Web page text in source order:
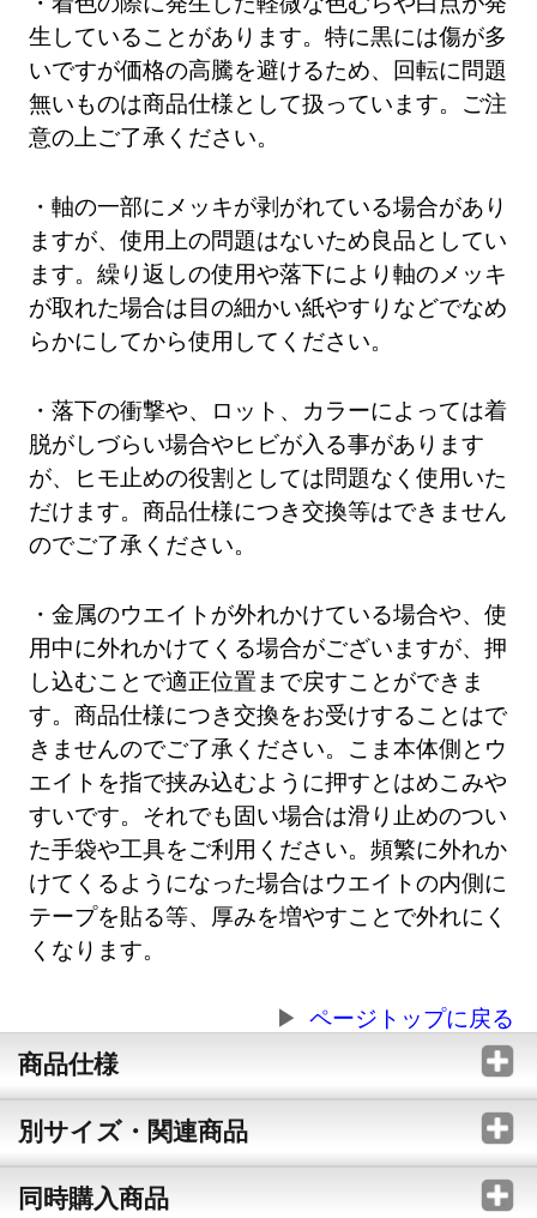
生していることがあります。特に黒には傷が多
いですが価格の高騰を避けるため、回転に問題
無いものは商品仕様として扱っています。ご注
意の上ご了承ください。
・軸の一部にメッキが剥がれている場合があり
ますが、使用上の問題はないため良品としてい
ます。繰り返しの使用や落下により軸のメッキ
が取れた場合は目の細かい紙やすりなどでなめ
らかにしてから使用してください。
・落下の衝撃や、ロット、カラーによっては着
脱がしづらい場合やヒビが入る事があります
が、ヒモ止めの役割としては問題なく使用いた
だけます。商品仕様につき交換等はできません
のでご了承ください。
・金属のウエイトが外れかけている場合や、使
用中に外れかけてくる場合がございますが、押
し込むことで適正位置まで戻すことができま
す。商品仕様につき交換をお受けすることはで
きませんのでご了承ください。こま本体側とウ
エイトを指で挟み込むように押すとはめこみや
すいです。それでも固い場合は滑り止めのつい
た手袋や工具をご利用ください。頻繁に外れか
けてくるようになった場合はウエイトの内側に
テープを貼る等、厚みを増やすことで外れにく
くなります。
ページトップに戻る
商品仕様
別サイズ・関連商品
同時購入商品